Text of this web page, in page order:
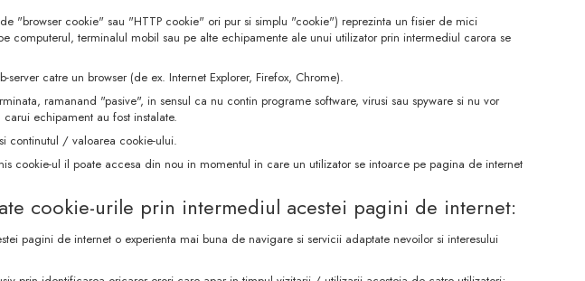
"browser cookie" sau "HTTP cookie" ori pur si simplu "cookie") reprezinta un fisier de mici
computerul, terminalul mobil sau pe alte echipamente ale unui utilizator prin intermediul carora se
catre un browser (de ex. Internet Explorer, Firefox, Chrome).
ramanand "pasive", in sensul ca nu contin programe software, virusi sau spyware si nu vor
echipament au fost instalate.
continutul / valoarea cookie-ului.
cookie-ul il poate accesa din nou in momentul in care un utilizator se intoarce pe pagina de internet
cookie-urile prin intermediul acestei pagini de internet:
pagini de internet o experienta mai buna de navigare si servicii adaptate nevoilor si interesului